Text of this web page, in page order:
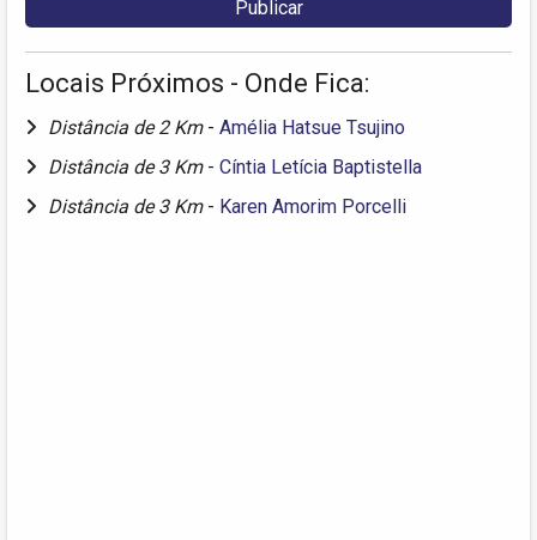
Locais Próximos - Onde Fica:
Distância de 2 Km - Amélia Hatsue Tsujino
Distância de 3 Km - Cíntia Letícia Baptistella
Distância de 3 Km - Karen Amorim Porcelli